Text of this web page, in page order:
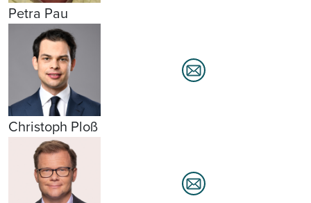
Petra Pau
Christoph Ploß